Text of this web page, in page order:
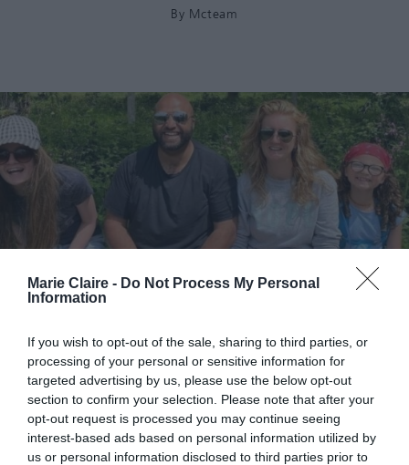
Marie Claire - Do Not Process My Personal
Information
If you wish to opt-out of the sale, sharing to third parties, or
processing of your personal or sensitive information for
targeted advertising by us, please use the below opt-out
section to confirm your selection. Please note that after your
opt-out request is processed you may continue seeing
interest-based ads based on personal information utilized by
us or personal information disclosed to third parties prior to
By Mcteam
Μπαμπάς τριών κοριτσιών ξεκίνησε διαδικτυακή
καμπάνια για να δικαιολογούνται οι απουσίες από το
σχολείο λόγω δυσμηνόρροιας
ByMcteam